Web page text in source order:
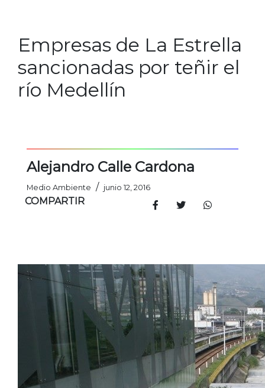
Empresas de La Estrella
sancionadas por teñir el
río Medellín
Alejandro Calle Cardona
Medio Ambiente / junio 12, 2016
COMPARTIR